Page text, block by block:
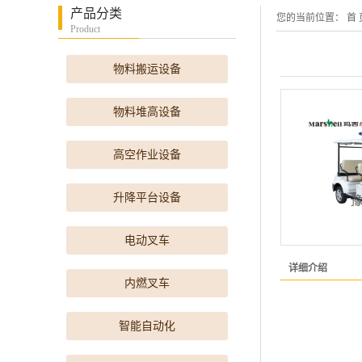
产品分类
Product
物料搬运设备
物料堆高设备
高空作业设备
升降平台设备
电动叉车
内燃叉车
智能自动化
您的当前位置： 首
详细介绍